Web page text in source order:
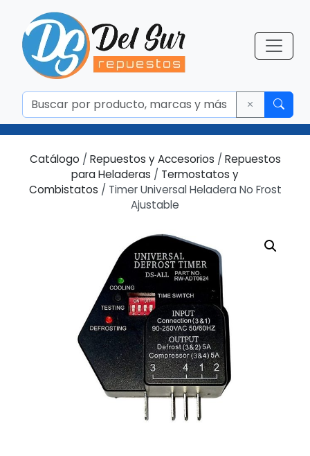
Catálogo / Repuestos y Accesorios / Repuestos
para Heladeras / Termostatos y
Combistatos / Timer Universal Heladera No Frost
Ajustable